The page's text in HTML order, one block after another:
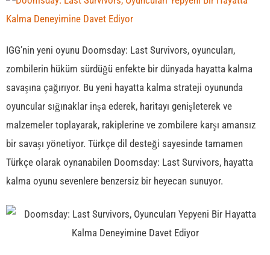
IGG’nin yeni oyunu Doomsday: Last Survivors, oyuncuları,
zombilerin hüküm sürdüğü enfekte bir dünyada hayatta kalma
savaşına çağırıyor. Bu yeni hayatta kalma strateji oyununda
oyuncular sığınaklar inşa ederek, haritayı genişleterek ve
malzemeler toplayarak, rakiplerine ve zombilere karşı amansız
bir savaşı yönetiyor. Türkçe dil desteği sayesinde tamamen
Türkçe olarak oynanabilen Doomsday: Last Survivors, hayatta
kalma oyunu sevenlere benzersiz bir heyecan sunuyor.